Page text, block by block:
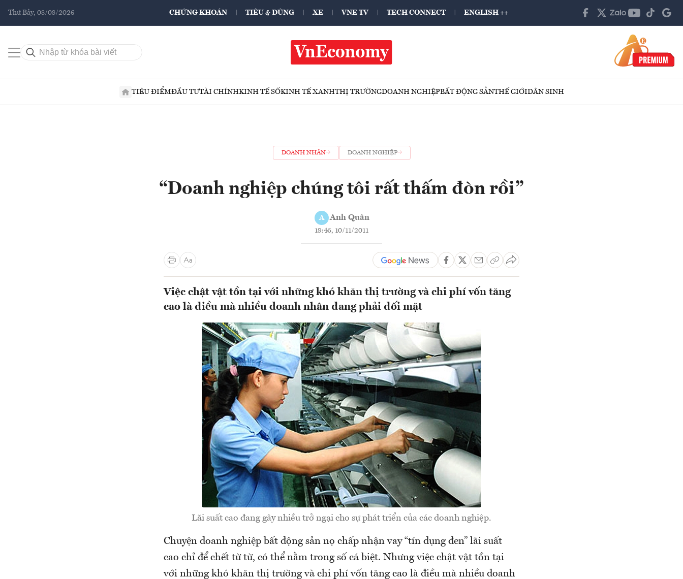
Thứ Bảy, 08/08/2026 CHỨNG KHOÁN TIÊU & DÙNG XE VNE TV TECH CONNECT ENGLISH ++
TIÊU ĐIỂMĐẦU TƯTÀI CHÍNHKINH TẾ SỐKINH TẾ XANHTHỊ TRƯỜNGDOANH NGHIỆPBẤT ĐỘNG SẢNTHẾ GIỚIDÂN SINH
DOANH NHÂN DOANH NGHIỆP
“Doanh nghiệp chúng tôi rất thấm đòn rồi”
A Anh Quân
18:45, 10/11/2011
Việc chật vật tồn tại với những khó khăn thị trường và chi phí vốn tăng
cao là điều mà nhiều doanh nhân đang phải đối mặt
Lãi suất cao đang gây nhiều trở ngại cho sự phát triển của các doanh nghiệp.
Chuyện doanh nghiệp bất động sản nọ chấp nhận vay “tín dụng đen” lãi suất
cao chỉ để chết từ từ, có thể nằm trong số cá biệt. Nhưng việc chật vật tồn tại
với những khó khăn thị trường và chi phí vốn tăng cao là điều mà nhiều doanh